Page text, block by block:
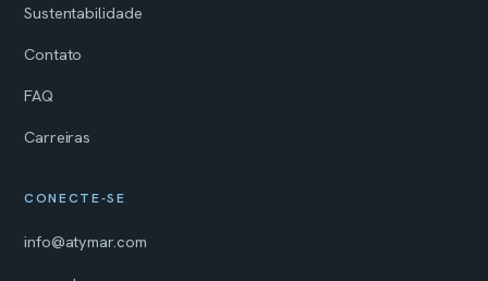
Sustentabilidade
Contato
FAQ
Carreiras
CONECTE-SE
info@atymar.com